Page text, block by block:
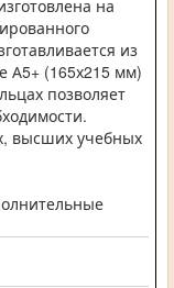
на
из
А5+ (165х215 мм)
позволяет
высших учебных